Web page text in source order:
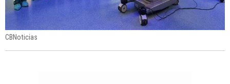
CBNoticias